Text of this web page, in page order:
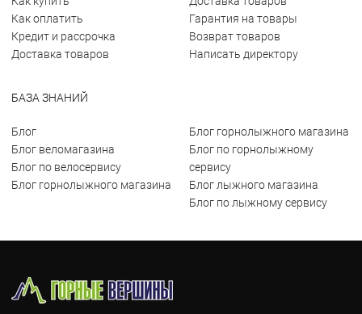
Как оплатить
Кредит и рассрочка
Доставка товаров
Гарантия на товары
Возврат товаров
Написать директору
БАЗА ЗНАНИЙ
Блог
Блог веломагазина
Блог по велосервису
Блог горнолыжного магазина
Блог горнолыжного магазина
Блог по горнолыжному
сервису
Блог лыжного магазина
Блог по лыжному сервису